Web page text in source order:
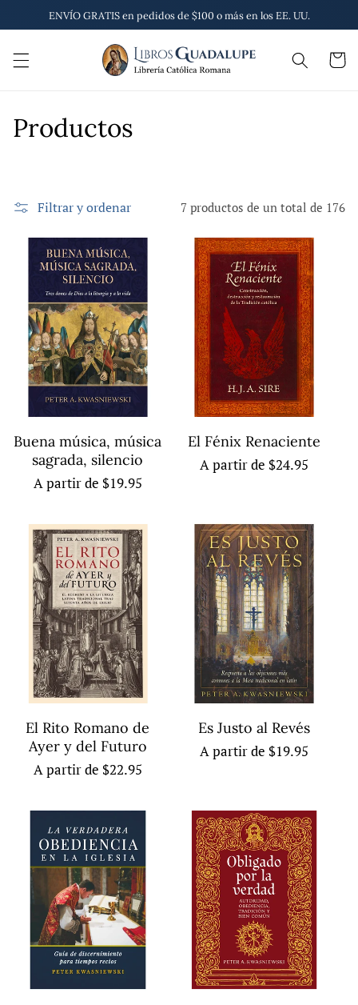
directamente
al contenido
ENVÍO GRATIS en pedidos de $100 o más en los EE. UU.
Carrito
C
e
Productos
Filtrar y ordenar 7 productos de un total de 176
Buena música, música
sagrada, silencio
Precio
A partir de $19.95
El Fénix Renaciente
Precio
A partir de $24.95
El Rito Romano de
Ayer y del Futuro
Precio
A partir de $22.95
Es Justo al Revés
Precio
A partir de $19.95